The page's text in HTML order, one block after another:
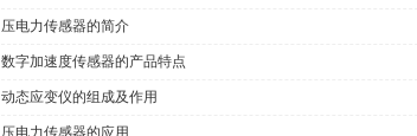
压电力传感器的简介
数字加速度传感器的产品特点
动态应变仪的组成及作用
压电力传感器的应用